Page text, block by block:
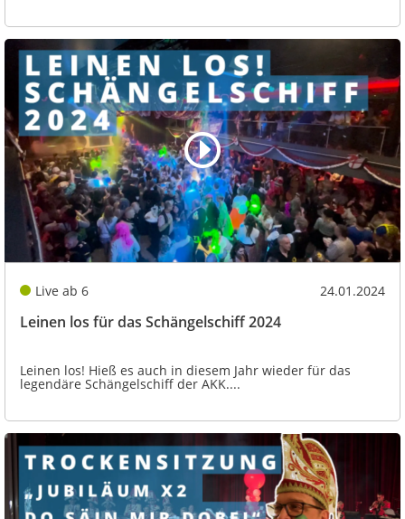
Live ab 6 24.01.2024
Leinen los für das Schängelschiff 2024
Leinen los! Hieß es auch in diesem Jahr wieder für das
legendäre Schängelschiff der AKK....